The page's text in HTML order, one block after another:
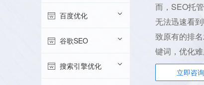
而，SEO托
无法迅速看
致原有的排
键词，优化
立即咨询
百度优化
谷歌SEO
搜索引擎优化